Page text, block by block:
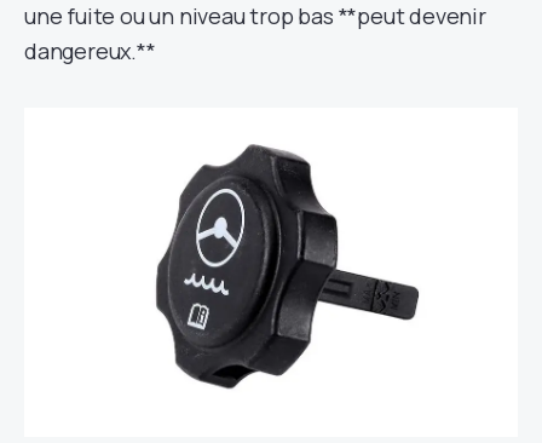
une fuite ou un niveau trop bas **peut devenir
dangereux.**